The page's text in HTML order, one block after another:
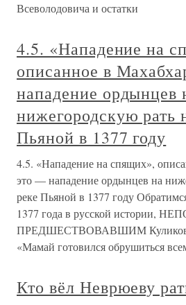
Всеволодовича и остатки
4.5. «Нападение на
описанное в
нападение ордынцев
нижегородскую рать
Пьяной в 1377 году
4.5. «Нападение на спящих»,
это — нападение ордынцев на
реке Пьяной в 1377 году
1377 года в русской истории,
ПРЕДШЕСТВОВАВШИМ
«Мамай готовился обрушиться
Кто вёл Неврюеву